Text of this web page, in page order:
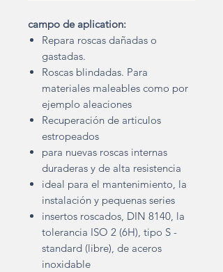
campo de aplication:
Repara roscas dañadas o
gastadas.
Roscas blindadas. Para
materiales maleables como por
ejemplo aleaciones
Recuperación de articulos
estropeados
para nuevas roscas internas
duraderas y de alta resistencia
ideal para el mantenimiento, la
instalación y pequenas series
insertos roscados, DIN 8140, la
tolerancia ISO 2 (6H), tipo S -
standard (libre), de aceros
inoxidable